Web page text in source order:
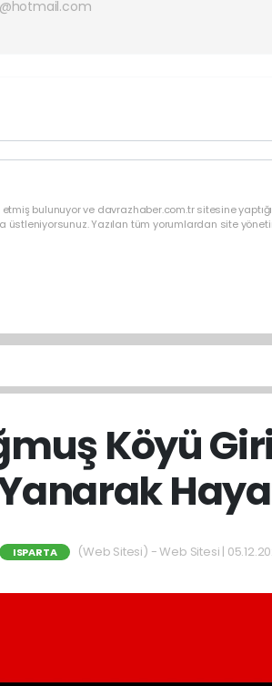
etmiş bulunuyor ve davrazhaber.com.tr sitesine
üstleniyorsunuz. Yazılan tüm yorumlardan site
Köyü
ISPARTA (Web Sitesi) - Web Sitesi |